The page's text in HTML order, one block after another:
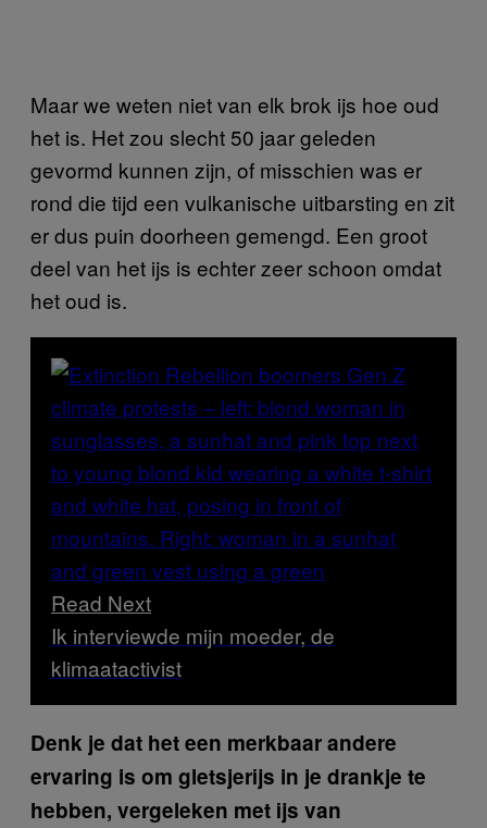
Maar we weten niet van elk brok ijs hoe oud
het is. Het zou slecht 50 jaar geleden
gevormd kunnen zijn, of misschien was er
rond die tijd een vulkanische uitbarsting en zit
er dus puin doorheen gemengd. Een groot
deel van het ijs is echter zeer schoon omdat
het oud is.
Read Next
Ik interviewde mijn moeder, de
klimaatactivist
Denk je dat het een merkbaar andere
ervaring is om gletsjerijs in je drankje te
hebben, vergeleken met ijs van